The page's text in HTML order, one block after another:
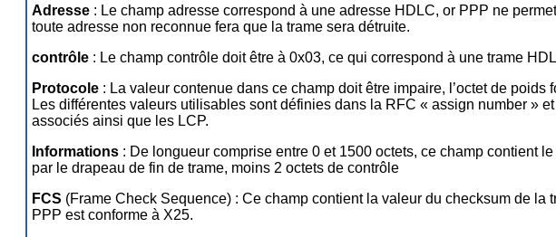
Adresse : Le champ adresse correspond à une adresse HDLC, or PPP ne
toute adresse non reconnue fera que la trame sera détruite.
contrôle : Le champ contrôle doit être à 0x03, ce qui correspond à une trame
Protocole : La valeur contenue dans ce champ doit être impaire, l’octet de
Les différentes valeurs utilisables sont définies dans la RFC « assign number »
associés ainsi que les LCP.
Informations : De longueur comprise entre 0 et 1500 octets, ce champ contient
par le drapeau de fin de trame, moins 2 octets de contrôle
FCS (Frame Check Sequence) : Ce champ contient la valeur du checksum de
PPP est conforme à X25.